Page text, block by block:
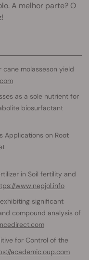
A melhor parte? O
molasseson yield
as a sole nutrient for
biosurfactant
Applications on Root
in Soil fertility and
www.nepjol.info
significant
compound analysis of
for Control of the
academic.oup.com